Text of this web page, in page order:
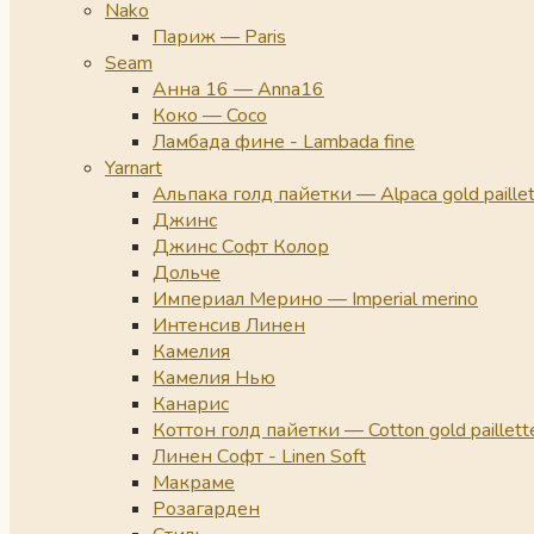
Nako
Париж — Paris
Seam
Анна 16 — Anna16
Коко — Coco
Ламбада фине - Lambada fine
Yarnart
Альпака голд пайетки — Alpaca gold
Джинс
Джинс Софт Колор
Дольче
Империал Мерино — Imperial merino
Интенсив Линен
Камелия
Камелия Нью
Канарис
Коттон голд пайетки — Cotton gold
Линен Софт - Linen Soft
Макраме
Розагарден